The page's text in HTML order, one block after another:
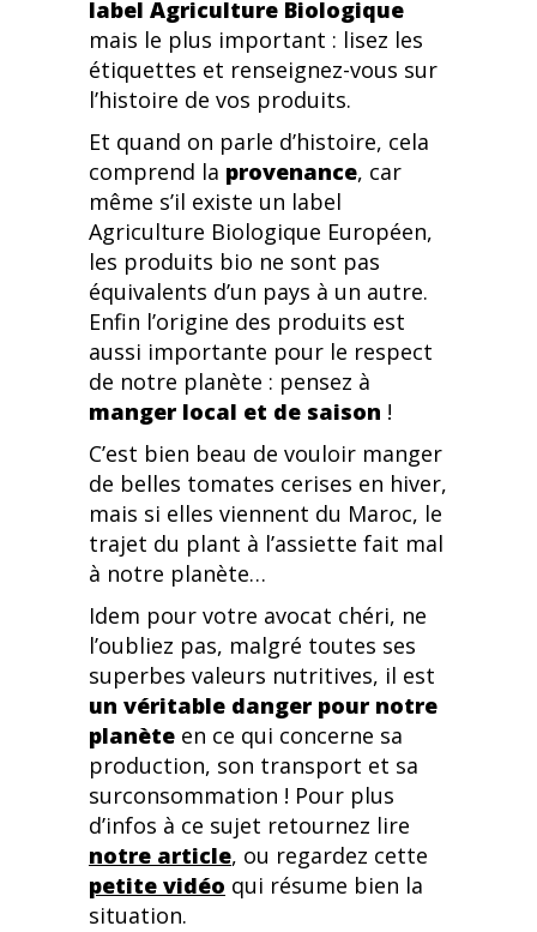
label Agriculture Biologique
mais le plus important : lisez les
étiquettes et renseignez-vous sur
l’histoire de vos produits.
Et quand on parle d’histoire, cela
comprend la provenance, car
même s’il existe un label
Agriculture Biologique Européen,
les produits bio ne sont pas
équivalents d’un pays à un autre.
Enfin l’origine des produits est
aussi importante pour le respect
de notre planète : pensez à
manger local et de saison !
C’est bien beau de vouloir manger
de belles tomates cerises en hiver,
mais si elles viennent du Maroc, le
trajet du plant à l’assiette fait mal
à notre planète…
Idem pour votre avocat chéri, ne
l’oubliez pas, malgré toutes ses
superbes valeurs nutritives, il est
un véritable danger pour notre
planète en ce qui concerne sa
production, son transport et sa
surconsommation ! Pour plus
d’infos à ce sujet retournez lire
notre article, ou regardez cette
petite vidéo qui résume bien la
situation.